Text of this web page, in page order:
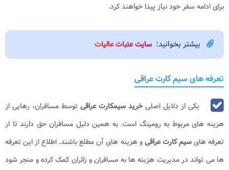
برای ادامه سفر خود نیاز پیدا خواهند کرد.
بیشتر بخوانید: سایت عتبات عالیات
تعرفه های سیم کارت عراقی
یکی از دلایل اصلیخرید سیمکارت عراقی توسط مسافران، رهایی از
هزینه های مربوط به رومینگ است. به همین دلیل مسافران حق دارند تا از
تعرفه هایسیم کارت عراقیو هزینه های آن مطلع باشند. اطلاع از این تعرفه
ها می تواند در مدیریت هزینه ها به مسافران و زائران کمک کرده و منجر شود